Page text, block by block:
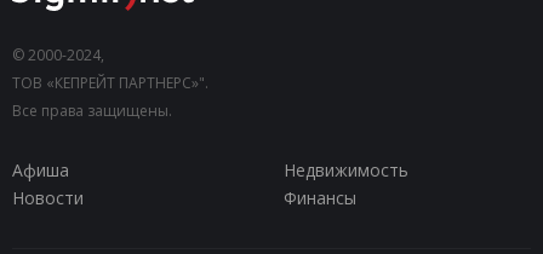
© 2000-2024,
ТОВ «КЕПРЕЙТ ПАРТНЕРС»".
Все права защищены.
Афиша
Недвижимость
Новости
Финансы